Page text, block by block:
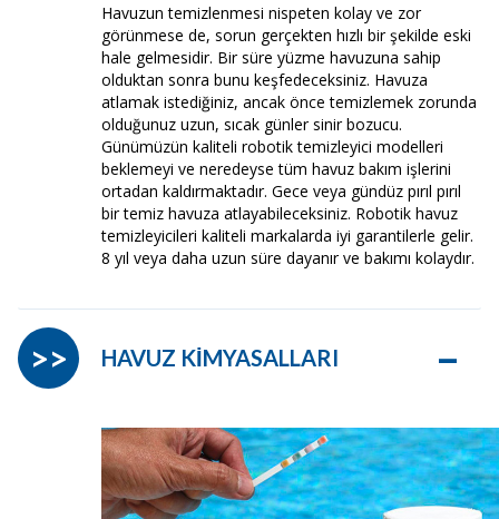
Havuzun temizlenmesi nispeten kolay ve zor
görünmese de, sorun gerçekten hızlı bir şekilde eski
hale gelmesidir. Bir süre yüzme havuzuna sahip
olduktan sonra bunu keşfedeceksiniz. Havuza
atlamak istediğiniz, ancak önce temizlemek zorunda
olduğunuz uzun, sıcak günler sinir bozucu.
Günümüzün kaliteli robotik temizleyici modelleri
beklemeyi ve neredeyse tüm havuz bakım işlerini
ortadan kaldırmaktadır. Gece veya gündüz pırıl pırıl
bir temiz havuza atlayabileceksiniz. Robotik havuz
temizleyicileri kaliteli markalarda iyi garantilerle gelir.
8 yıl veya daha uzun süre dayanır ve bakımı kolaydır.
HAVUZ KİMYASALLARI –
>>